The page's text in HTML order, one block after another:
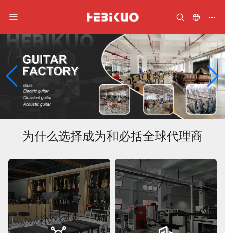
2/2
为什么选择成为和必括全球代理商